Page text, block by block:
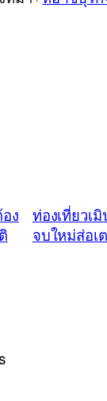
ง
ท่องเที่ยวเ
จบใหม่ส่อเ